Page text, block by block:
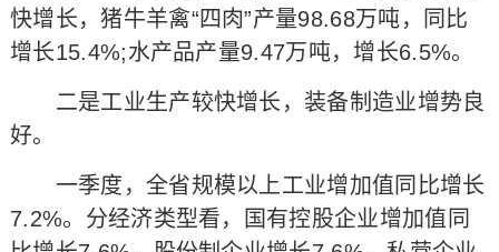
快增长，猪牛羊禽“四肉”产量98.68万吨，同比
增长15.4%;水产品产量9.47万吨，增长6.5%。
二是工业生产较快增长，装备制造业增势良
好。
一季度，全省规模以上工业增加值同比增长
7.2%。分经济类型看，国有控股企业增加值同